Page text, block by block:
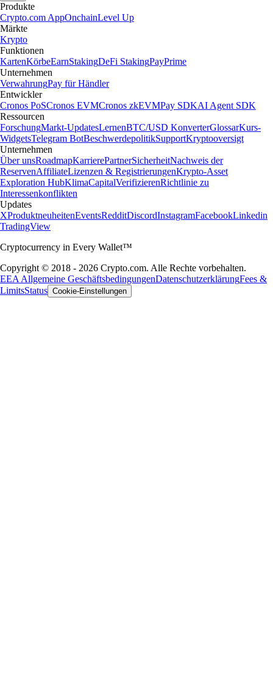
Produkte
Crypto.com AppOnchainLevel Up
Märkte
Krypto
Funktionen
KartenKörbeEarnStakingDeFi StakingPayPrime
Unternehmen
VerwahrungPay für Händler
Entwickler
Cronos PoSCronos EVMCronos zkEVMPay SDKAI Agent SDK
Ressourcen
ForschungMarkt-UpdatesLernenBTC/USD KonverterGlossarKurs-
WidgetsTelegram BotBeschwerdepolitikSupportKryptooversigt
Unternehmen
Über unsRoadmapKarrierePartnerSicherheitNachweis der
ReservenAffiliateLizenzen & RegistrierungenKrypto-Asset
Exploration HubKlimaCapitalVerifizierenRichtlinie zu
Interessenkonflikten
Updates
XProduktneuheitenEventsRedditDiscordInstagramFacebookLinkedin
TradingView
Cryptocurrency in Every Wallet™
Copyright © 2018 - 2026 Crypto.com. Alle Rechte vorbehalten.
EEA Allgemeine GeschäftsbedingungenDatenschutzerklärungFees &
LimitsStatus Cookie-Einstellungen